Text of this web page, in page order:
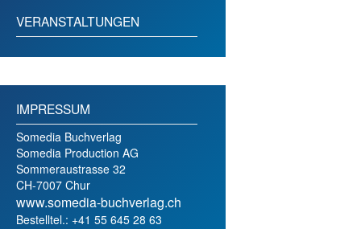
VERANSTALTUNGEN
IMPRESSUM
Somedia Buchverlag
Somedia Production AG
Sommeraustrasse 32
CH-7007 Chur
www.somedia-buchverlag.ch
Bestelltel.: +41 55 645 28 63